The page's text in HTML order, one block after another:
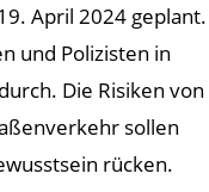
April 2024 geplant.
und Polizisten in
Die Risiken von
sollen
rücken.